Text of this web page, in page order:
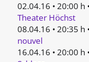
02.04.16 • 20:00 h
Theater Höchst
08.04.16 • 20:35 h
nouvel
16.04.16 • 20:00 h